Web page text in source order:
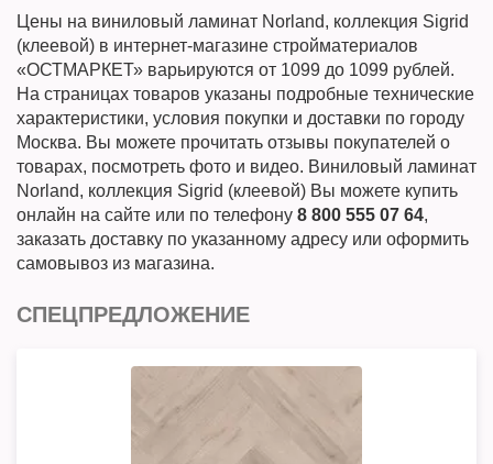
Цены на виниловый ламинат Norland, коллекция Sigrid
(клеевой) в интернет-магазине стройматериалов
«ОСТМАРКЕТ» варьируются от 1099 до 1099 рублей.
На страницах товаров указаны подробные технические
характеристики, условия покупки и доставки по городу
Москва. Вы можете прочитать отзывы покупателей о
товарах, посмотреть фото и видео. Виниловый ламинат
Norland, коллекция Sigrid (клеевой) Вы можете купить
онлайн на сайте или по телефону 8 800 555 07 64,
заказать доставку по указанному адресу или оформить
самовывоз из магазина.
СПЕЦПРЕДЛОЖЕНИЕ